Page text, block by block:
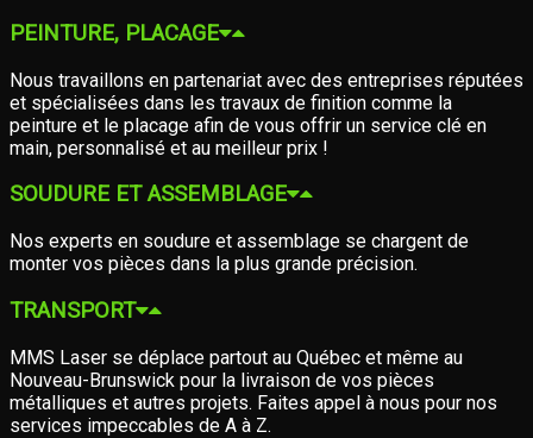
PEINTURE, PLACAGE
Nous travaillons en partenariat avec des entreprises réputées
et spécialisées dans les travaux de finition comme la
peinture et le placage afin de vous offrir un service clé en
main, personnalisé et au meilleur prix !
SOUDURE ET ASSEMBLAGE
Nos experts en soudure et assemblage se chargent de
monter vos pièces dans la plus grande précision.
TRANSPORT
MMS Laser se déplace partout au Québec et même au
Nouveau-Brunswick pour la livraison de vos pièces
métalliques et autres projets. Faites appel à nous pour nos
services impeccables de A à Z.